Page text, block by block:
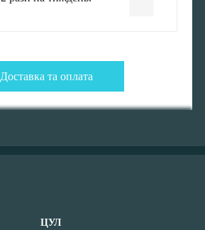
Доставка та оплата
ЦУЛ